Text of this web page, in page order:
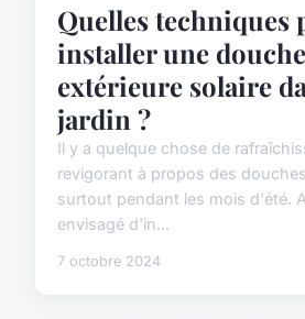
Quelles techniques
installer une douche
extérieure solaire
jardin ?
Il y a quelque chose de
revigorant à propos des
surtout pendant les mois d'été.
envisagé d'in...
7 octobre 2024